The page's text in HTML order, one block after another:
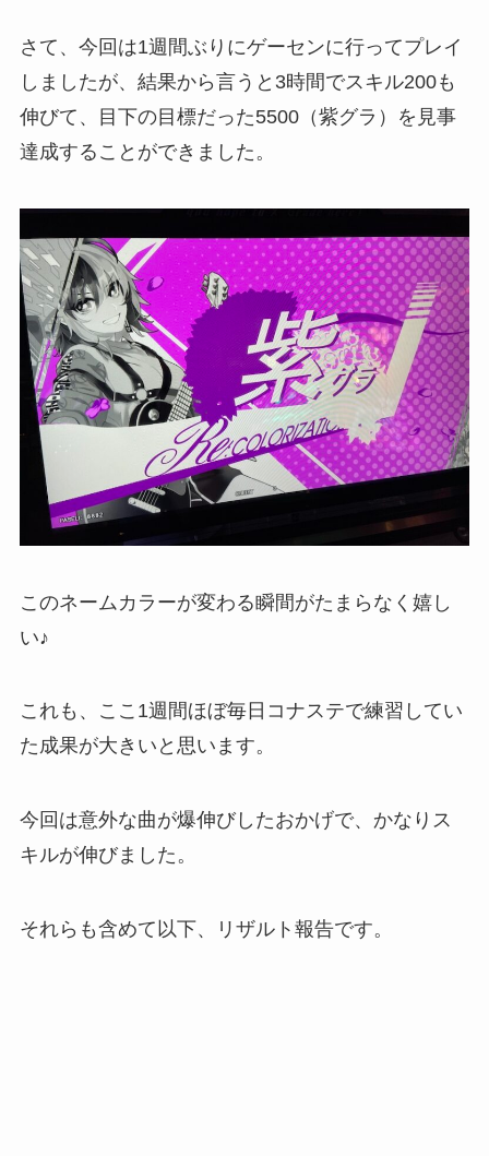
さて、今回は1週間ぶりにゲーセンに行ってプレイ
しましたが、結果から言うと3時間でスキル200も
伸びて、目下の目標だった5500（紫グラ）を見事
達成することができました。
このネームカラーが変わる瞬間がたまらなく嬉し
い♪
これも、ここ1週間ほぼ毎日コナステで練習してい
た成果が大きいと思います。
今回は意外な曲が爆伸びしたおかげで、かなりス
キルが伸びました。
それらも含めて以下、リザルト報告です。